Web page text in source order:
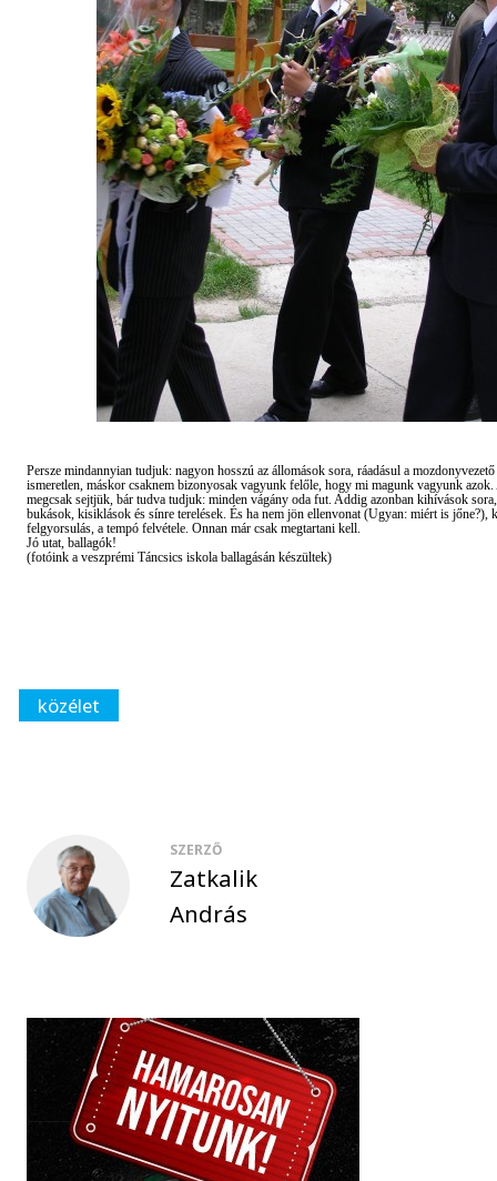
Persze mindannyian tudjuk: nagyon hosszú az állomások sora, ráadásul a
ismeretlen, máskor csaknem bizonyosak vagyunk felőle, hogy mi magunk vagyunk azok.
megcsak sejtjük, bár tudva tudjuk: minden vágány oda fut. Addig azonban kihívások
bukások, kisiklások és sínre terelések. És ha nem jön ellenvonat (Ugyan: miért is jőne?),
felgyorsulás, a tempó felvétele. Onnan már csak megtartani kell.
Jó utat, ballagók!
(fotóink a veszprémi Táncsics iskola ballagásán készültek)
közélet
SZERZŐ
Zatkalik
András